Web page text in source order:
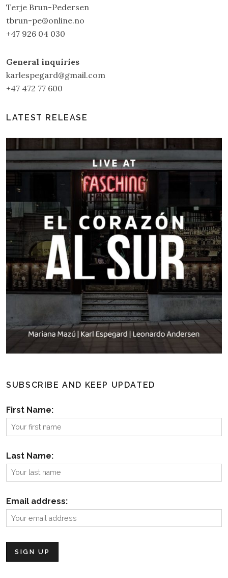
Terje Brun-Pedersen
tbrun-pe@online.no
+47 926 04 030
General inquiries
karlespegard@gmail.com
+47 472 77 600
LATEST RELEASE
SUBSCRIBE AND KEEP UPDATED
First Name:
Last Name:
Email address: